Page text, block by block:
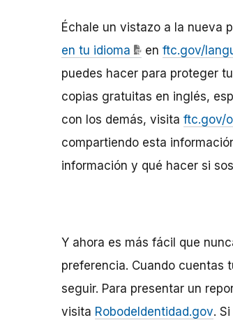
Échale un vistazo a la nueva
en tu idioma
en ftc.gov/
puedes hacer para proteger
copias gratuitas en inglés,
con los demás, visita ftc.gov/
compartiendo esta
información y qué hacer si
Y ahora es más fácil que
preferencia. Cuando cuentas
seguir. Para presentar un
visita RobodeIdentidad.gov.